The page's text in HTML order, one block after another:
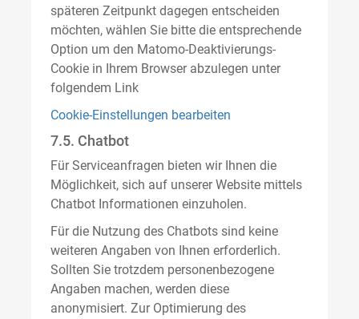
späteren Zeitpunkt dagegen entscheiden
möchten, wählen Sie bitte die entsprechende
Option um den Matomo-Deaktivierungs-
Cookie in Ihrem Browser abzulegen unter
folgendem Link
Cookie-Einstellungen bearbeiten
7.5. Chatbot
Für Serviceanfragen bieten wir Ihnen die
Möglichkeit, sich auf unserer Website mittels
Chatbot Informationen einzuholen.
Für die Nutzung des Chatbots sind keine
weiteren Angaben von Ihnen erforderlich.
Sollten Sie trotzdem personenbezogene
Angaben machen, werden diese
anonymisiert. Zur Optimierung des